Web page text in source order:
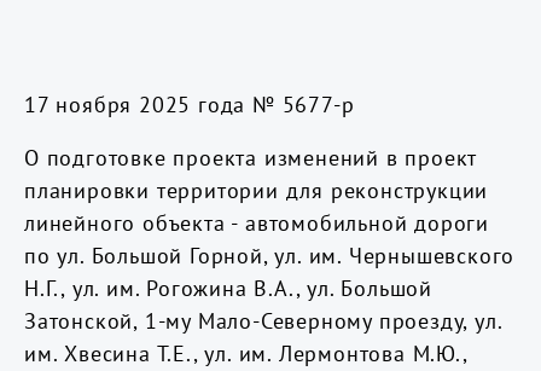
17 ноября 2025 года № 5677-р
О подготовке проекта изменений в проект
планировки территории для реконструкции
линейного объекта - автомобильной дороги
по ул. Большой Горной, ул. им. Чернышевского
Н.Г., ул. им. Рогожина В.А., ул. Большой
Затонской, 1-му Мало-Северному проезду, ул.
им. Хвесина Т.Е., ул. им. Лермонтова М.Ю.,